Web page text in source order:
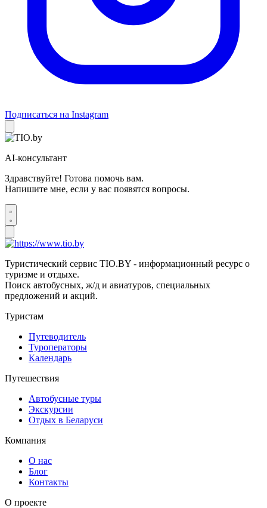
Подписаться на Instagram
AI-консультант
Здравствуйте! Готова помочь вам.
Напишите мне, если у вас появятся вопросы.
Туристический сервис TIO.BY - информационный ресурс о
туризме и отдыхе.
Поиск автобусных, ж/д и авиатуров, специальных
предложений и акций.
Туристам
Путеводитель
Туроператоры
Календарь
Путешествия
Автобусные туры
Экскурсии
Отдых в Беларуси
Компания
О нас
Блог
Контакты
О проекте